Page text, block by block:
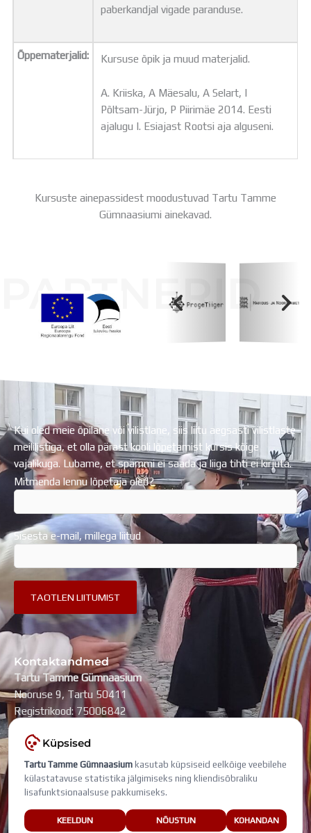
paberkandjal vigade paranduse.
Õppematerjalid: Kursuse õpik ja muud materjalid.
A. Kriiska, A Mäesalu, A Selart, I
Põltsam-Jürjo, P Piirimäe 2014. Eesti
ajalugu I. Esiajast Rootsi aja alguseni.
Kursuste ainepassidest moodustuvad Tartu Tamme
Gümnaasiumi ainekavad.
PARTNERID
Kui oled meie õpilane või vilistlane, siis liitu aegsasti vilistlaste
meililistiga, et olla pärast kooli lõpetamist kursis kõige
vajalikuga. Lubame, et spämmi ei saada ja liiga tihti ei kirjuta.
Mitmenda lennu lõpetaja oled?
Sisesta e-mail, millega liitud
Kontaktandmed
Tartu Tamme Gümnaasium
Nooruse 9, Tartu 50411
Registrikood: 75006842
KONTAKTID
SearchSearch
Küpsised
Tartu Tamme Gümnaasium kasutab küpsiseid eelkõige veebilehe
külastatavuse statistika jälgimiseks ning kliendisõbraliku
lisafunktsionaalsuse pakkumiseks.
KEELDUN NÕUSTUN KOHANDAN